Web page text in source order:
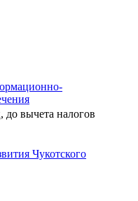
до вычета налогов
Чукотского